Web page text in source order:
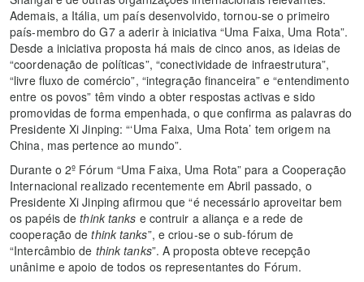
Ademais, a Itália, um país desenvolvido, tornou-se o primeiro
país-membro do G7 a aderir à iniciativa “Uma Faixa, Uma Rota”.
Desde a iniciativa proposta há mais de cinco anos, as ideias de
“coordenação de políticas”, “conectividade de infraestrutura”,
“livre fluxo de comércio”, “integração financeira” e “entendimento
entre os povos” têm vindo a obter respostas activas e sido
promovidas de forma empenhada, o que confirma as palavras do
Presidente Xi Jinping: “‘Uma Faixa, Uma Rota’ tem origem na
China, mas pertence ao mundo”.
Durante o 2º Fórum “Uma Faixa, Uma Rota” para a Cooperação
Internacional realizado recentemente em Abril passado, o
Presidente Xi Jinping afirmou que “é necessário aproveitar bem
os papéis dethink tanks e contruir a aliança e a rede de
cooperação dethink tanks”, e criou-se o sub-fórum de
“Intercâmbio de think tanks”. A proposta obteve recepção
unânime e apoio de todos os representantes do Fórum.